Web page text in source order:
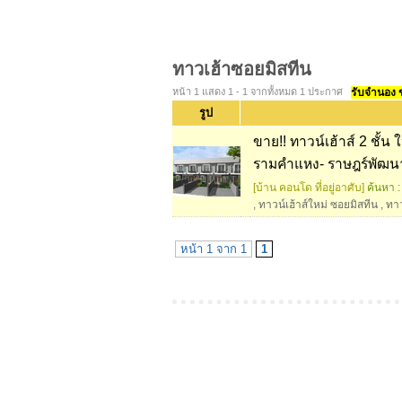
ทาวเฮ้าซอยมิสทีน
หน้า 1 แสดง 1 - 1 จากทั้งหมด 1 ประกาศ รับจำนอง
รูป
ขาย!! ทาวน์เฮ้าส์ 2 ชั้น
รามคำแหง- ราษฎร์พัฒ
[บ้าน คอนโด ที่อยู่อาศับ] ค้นหา :
, ทาวน์เฮ้าส์ใหม่ ซอยมิสทีน , ทา
หน้า 1 จาก 1 1